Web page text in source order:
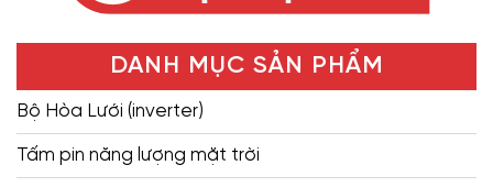
DANH MỤC SẢN PHẨM
Bộ Hòa Lưới (inverter)
Tấm pin năng lượng mặt trời